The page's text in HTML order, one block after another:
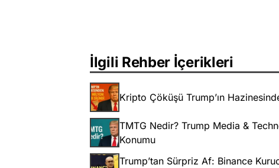
İlgili Rehber İçerikleri
Kripto Çöküşü Trump’ın
TMTG Nedir? Trump Media &
Konumu
Trump’tan Sürpriz Af: Binance